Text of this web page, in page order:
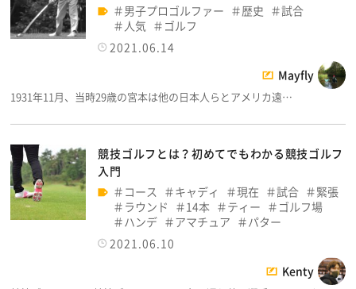
男子プロゴルファー
歴史
試合
人気
ゴルフ
2021.06.14
Mayfly
1931年11月、当時29歳の宮本は他の日本人らとアメリカ遠…
競技ゴルフとは？初めてでもわかる競技ゴルフ
入門
コース
キャディ 現在 試合
緊張
ラウンド
14本 ティー
ゴルフ場
ハンデ
アマチュア
パター
2021.06.10
Kenty